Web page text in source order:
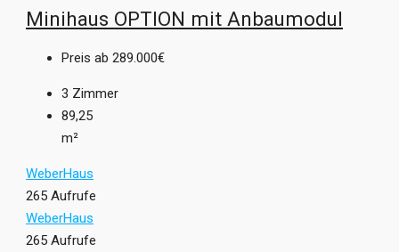
Minihaus OPTION mit Anbaumodul
Preis ab 289.000€
3 Zimmer
89,25
m²
WeberHaus
265 Aufrufe
WeberHaus
265 Aufrufe